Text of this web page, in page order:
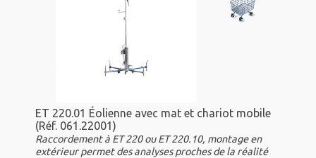
ET 220.01 Éolienne avec mat et chariot mobile
(Réf. 061.22001)
Raccordement à ET 220 ou ET 220.10, montage en
extérieur permet des analyses proches de la réalité